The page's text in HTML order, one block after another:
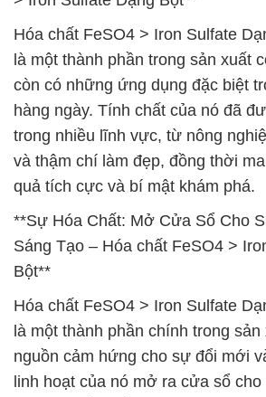
Hóa chất FeSO4 > Iron Sulfate
là một thành phần trong sản xuất
còn có những ứng dụng đặc biệt
hàng ngày. Tính chất của nó đã
trong nhiều lĩnh vực, từ nông
và thậm chí làm đẹp, đồng thời
quả tích cực và bí mật khám phá.
**Sự Hóa Chất: Mở Cửa Sổ Cho
Sáng Tạo – Hóa chất FeSO4 >
Bột**
Hóa chất FeSO4 > Iron Sulfate
là một thành phần chính trong
nguồn cảm hứng cho sự đổi mới
linh hoạt của nó mở ra cửa sổ